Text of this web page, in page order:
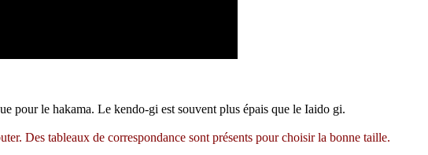
pour le hakama. Le kendo-gi est souvent plus épais que le Iaido gi.
Des tableaux de correspondance sont présents pour choisir la bonne taille.